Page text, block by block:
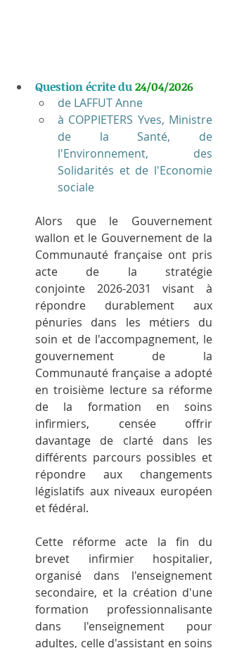
Question écrite du 24/04/2026
de LAFFUT Anne
à COPPIETERS Yves, Ministre
de la Santé, de
l'Environnement, des
Solidarités et de l'Economie
sociale
Alors que le Gouvernement
wallon et le Gouvernement de la
Communauté française ont pris
acte de la stratégie
conjointe 2026-2031 visant à
répondre durablement aux
pénuries dans les métiers du
soin et de l'accompagnement, le
gouvernement de la
Communauté française a adopté
en troisième lecture sa réforme
de la formation en soins
infirmiers, censée offrir
davantage de clarté dans les
différents parcours possibles et
répondre aux changements
législatifs aux niveaux européen
et fédéral.
Cette réforme acte la fin du
brevet infirmier hospitalier,
organisé dans l'enseignement
secondaire, et la création d'une
formation professionnalisante
dans l'enseignement pour
adultes, celle d'assistant en soins